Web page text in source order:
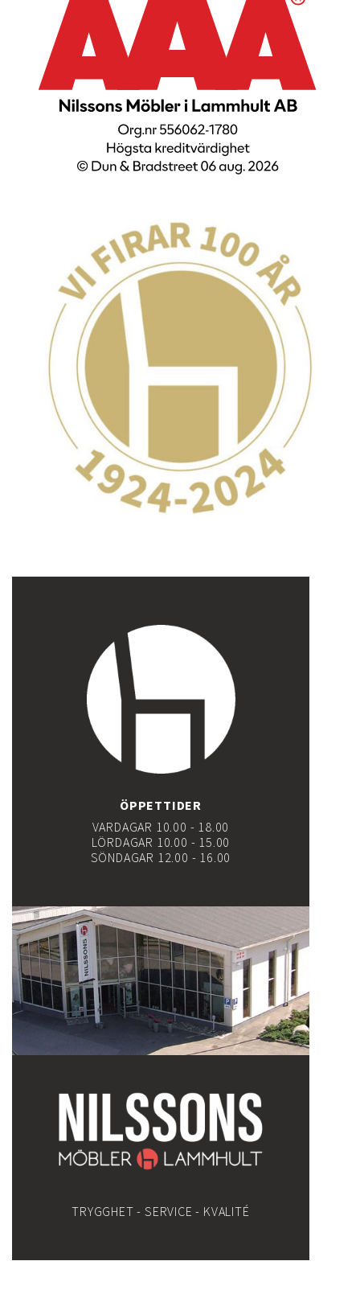
ÖPPETTIDER
VARDAGAR 10.00 - 18.00
LÖRDAGAR 10.00 - 15.00
SÖNDAGAR 12.00 - 16.00
TRYGGHET - SERVICE - KVALITÉ